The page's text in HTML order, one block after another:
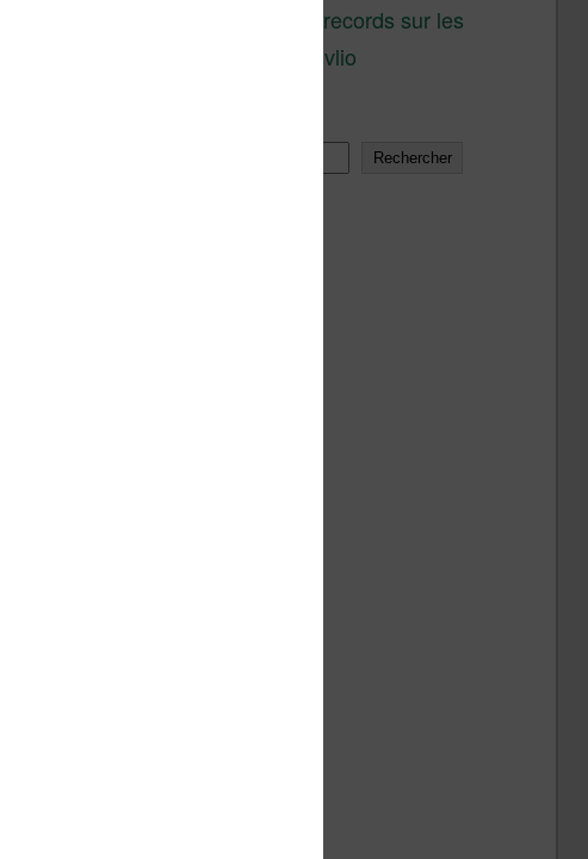
réductions records sur les
liseuses Kobo et Vivlio
Rechercher